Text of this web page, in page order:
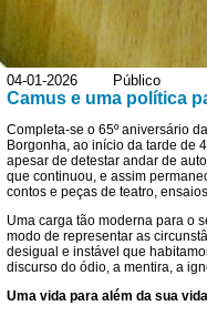
04-01-2026 Público
Camus e uma política
Completa-se o 65º aniversário
Borgonha, ao início da tarde de
apesar de detestar andar de
que continuou, e assim
contos e peças de teatro,
Uma carga tão moderna para o
modo de representar as
desigual e instável que
discurso do ódio, a mentira, a
Uma vida para além da sua vida